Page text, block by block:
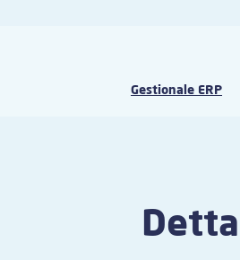
Gestionale ERP